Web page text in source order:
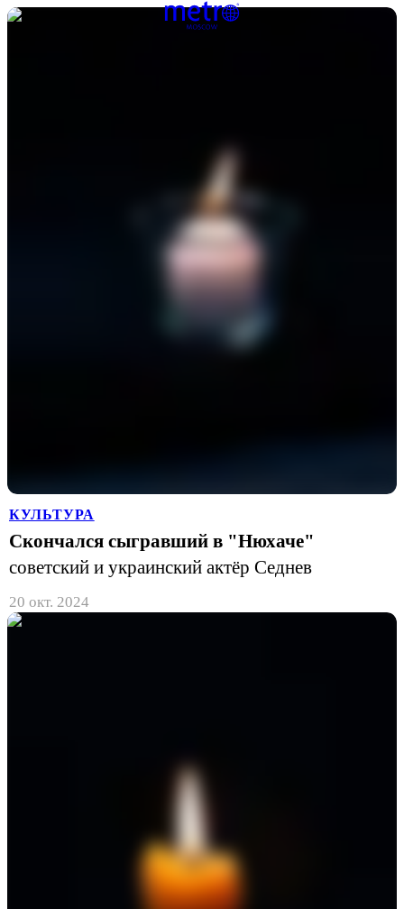
КУЛЬТУРА
Скончался сыгравший в "Нюхаче"
советский и украинский актёр Седнев
20 окт. 2024